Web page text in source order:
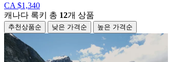
CA $1,340
캐나다 록키
총 12개 상품
추천상품순 낮은 가격순 높은 가격순